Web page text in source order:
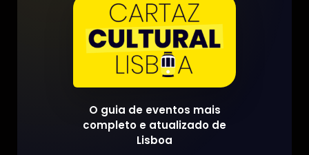
O guia de eventos mais
completo e atualizado de
Lisboa